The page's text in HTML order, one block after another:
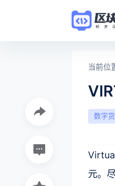
当前位
数字
元。